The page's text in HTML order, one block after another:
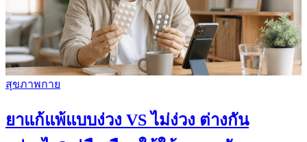
สุขภาพกาย
ยาแก้แพ้แบบง่วง VS ไม่ง่วง ต่างกัน